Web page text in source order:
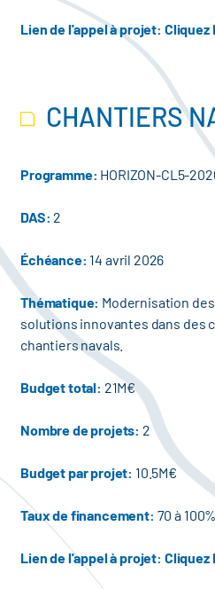
Lien de l'appel à projet: Cliquez
CHANTIERS
Programme: HORIZON-CL5-
DAS: 2
Échéance: 14 avril 2026
Thématique: Modernisation
solutions innovantes dans des
chantiers navals.
Budget total: 21M€
Nombre de projets: 2
Budget par projet: 10.5M€
Taux de financement: 70 à
Lien de l'appel à projet: Cliquez